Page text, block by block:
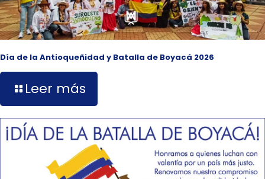
Día de la Antioqueñidad y Batalla de Boyacá 2026
Leer más